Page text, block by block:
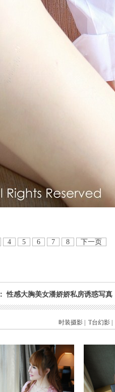
4 5 6 7 8 下一页
：性感大胸美女潘娇娇私房诱惑写真
时装摄影 T台幻影